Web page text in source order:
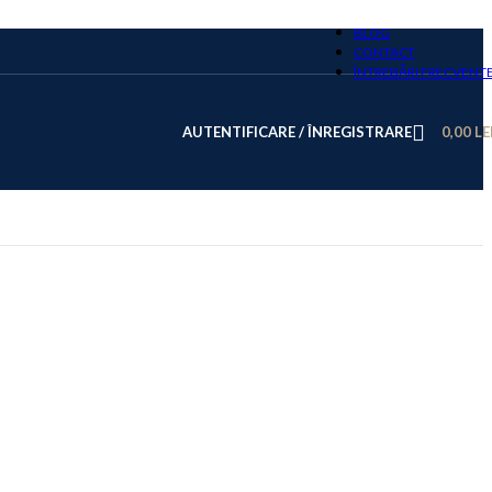
BLOG
CONTACT
ÎNTREBĂRI
AUTENTIFICARE / ÎNREGISTRARE 0,00